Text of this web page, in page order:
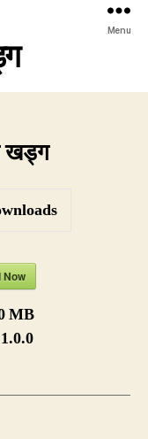
Menu
खड्ग
Now
MB
1.0.0